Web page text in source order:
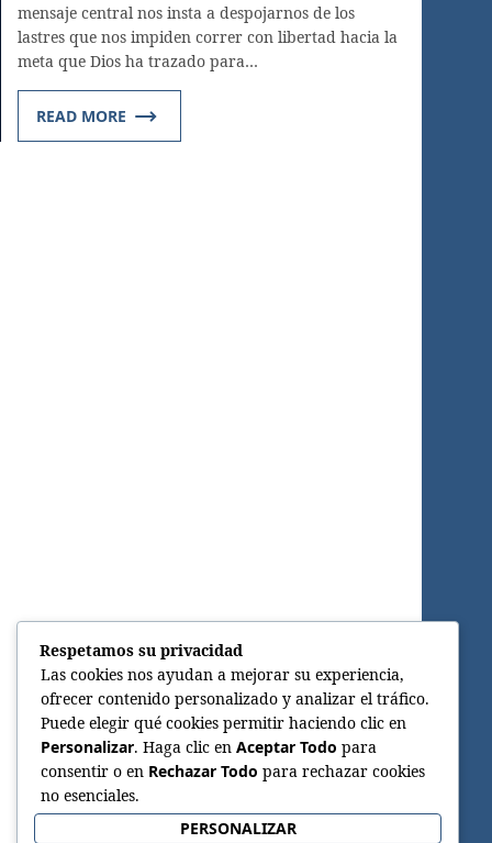
mensaje central nos insta a despojarnos de los
lastres que nos impiden correr con libertad hacia la
meta que Dios ha trazado para…
READ MORE
Respetamos su privacidad
Las cookies nos ayudan a mejorar su experiencia,
ofrecer contenido personalizado y analizar el tráfico.
Puede elegir qué cookies permitir haciendo clic en
Personalizar. Haga clic en Aceptar Todo para
consentir o en Rechazar Todo para rechazar cookies
no esenciales.
PERSONALIZAR